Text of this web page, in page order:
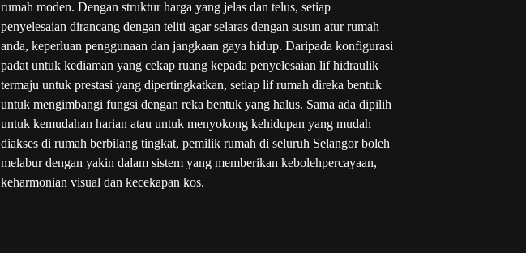
rumah moden. Dengan struktur harga yang jelas dan telus, setiap
penyelesaian dirancang dengan teliti agar selaras dengan susun atur rumah
anda, keperluan penggunaan dan jangkaan gaya hidup. Daripada konfigurasi
padat untuk kediaman yang cekap ruang kepada penyelesaian lif hidraulik
termaju untuk prestasi yang dipertingkatkan, setiap lif rumah direka bentuk
untuk mengimbangi fungsi dengan reka bentuk yang halus. Sama ada dipilih
untuk kemudahan harian atau untuk menyokong kehidupan yang mudah
diakses di rumah berbilang tingkat, pemilik rumah di seluruh Selangor boleh
melabur dengan yakin dalam sistem yang memberikan kebolehpercayaan,
keharmonian visual dan kecekapan kos.